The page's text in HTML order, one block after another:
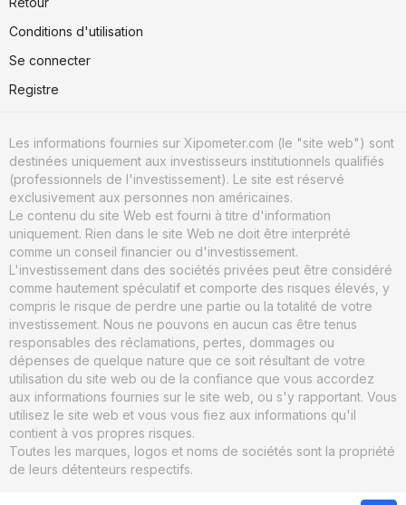
Conditions d'utilisation
Se connecter
Registre
Les informations fournies sur Xipometer.com (le "site web") sont
destinées uniquement aux investisseurs institutionnels qualifiés
(professionnels de l'investissement). Le site est réservé
exclusivement aux personnes non américaines.
Le contenu du site Web est fourni à titre d'information
uniquement. Rien dans le site Web ne doit être interprété
comme un conseil financier ou d'investissement.
L'investissement dans des sociétés privées peut être considéré
comme hautement spéculatif et comporte des risques élevés, y
compris le risque de perdre une partie ou la totalité de votre
investissement. Nous ne pouvons en aucun cas être tenus
responsables des réclamations, pertes, dommages ou
dépenses de quelque nature que ce soit résultant de votre
utilisation du site web ou de la confiance que vous accordez
aux informations fournies sur le site web, ou s'y rapportant. Vous
utilisez le site web et vous vous fiez aux informations qu'il
contient à vos propres risques.
Toutes les marques, logos et noms de sociétés sont la propriété
de leurs détenteurs respectifs.